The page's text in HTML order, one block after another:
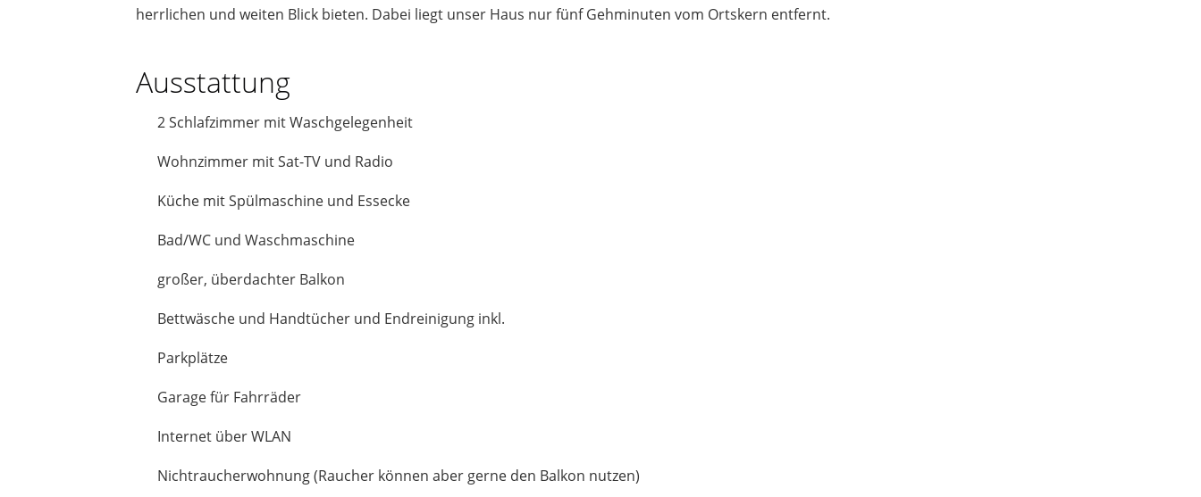
herrlichen und weiten Blick bieten. Dabei liegt unser Haus nur fünf Gehminuten vom Ortskern entfernt.
Ausstattung
2 Schlafzimmer mit Waschgelegenheit
Wohnzimmer mit Sat-TV und Radio
Küche mit Spülmaschine und Essecke
Bad/WC und Waschmaschine
großer, überdachter Balkon
Bettwäsche und Handtücher und Endreinigung inkl.
Parkplätze
Garage für Fahrräder
Internet über WLAN
Nichtraucherwohnung (Raucher können aber gerne den Balkon nutzen)